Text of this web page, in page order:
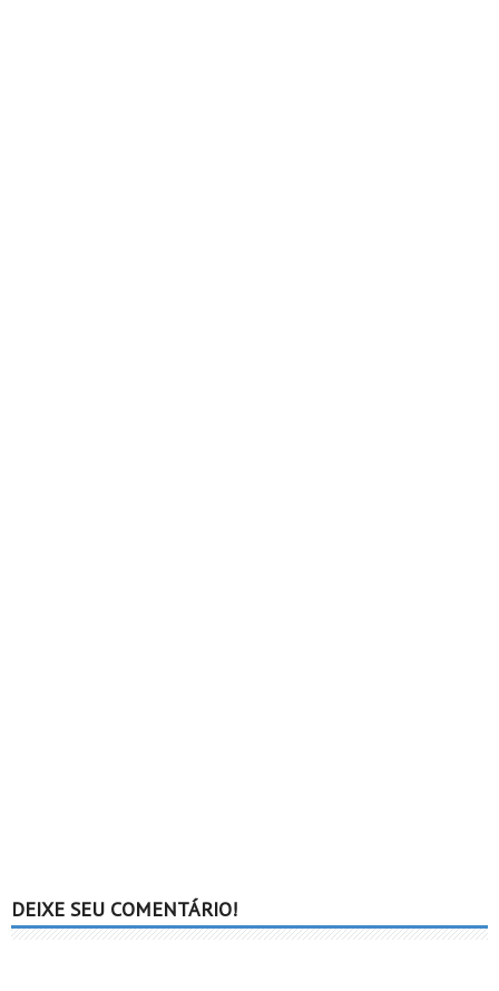
DEIXE SEU COMENTÁRIO!